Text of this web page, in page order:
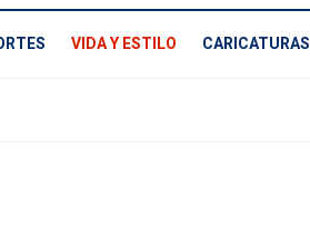
VIDA Y ESTILO CARICATURAS